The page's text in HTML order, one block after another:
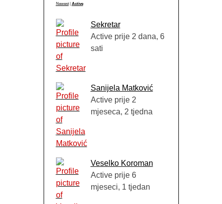
Newest Active
Sekretar
Active prije 2 dana, 6
sati
Sanijela Matković
Active prije 2
mjeseca, 2 tjedna
Veselko Koroman
Active prije 6
mjeseci, 1 tjedan